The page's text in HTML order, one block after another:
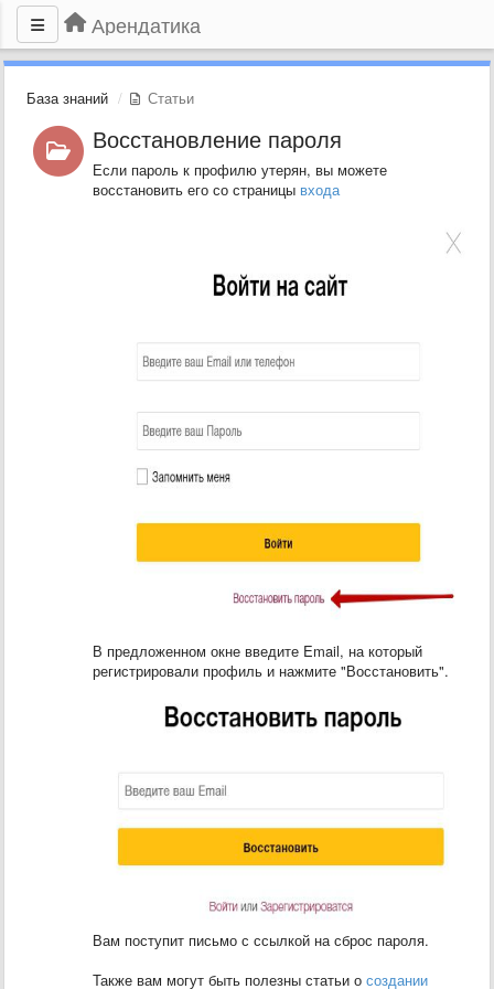
Арендатика
База знаний Статьи
Восстановление пароля
Если пароль к профилю утерян, вы можете
восстановить его со страницы входа
В предложенном окне введите Email, на который
регистрировали профиль и нажмите "Восстановить".
Вам поступит письмо с ссылкой на сброс пароля.
Также вам могут быть полезны статьи о создании